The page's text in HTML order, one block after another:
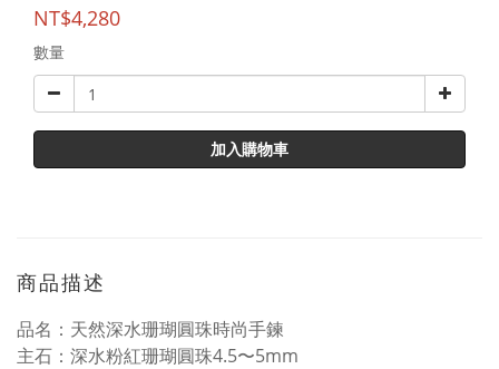
NT$4,280
數量
加入購物車
商品描述
品名：天然深水珊瑚圓珠時尚手鍊
主石：深水粉紅珊瑚圓珠4.5〜5mm